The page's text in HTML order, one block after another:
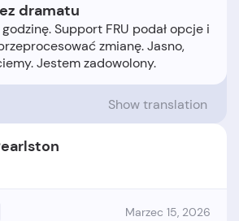
dramatu
Support FRU podał opcje i
zmianę. Jasno,
Show translation
Marzec 15, 2026